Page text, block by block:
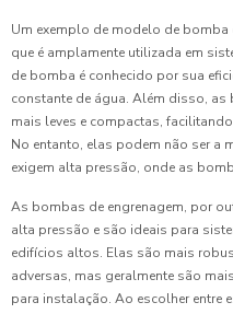
Um exemplo de modelo de bomba
que é amplamente utilizada em
de bomba é conhecido por sua
constante de água. Além disso,
mais leves e compactas,
No entanto, elas podem não ser a
exigem alta pressão, onde as
As bombas de engrenagem, por
alta pressão e são ideais para
edifícios altos. Elas são mais
adversas, mas geralmente são
para instalação. Ao escolher entre